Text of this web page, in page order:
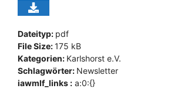
Dateityp: pdf
File Size:175 kB
Kategorien: Karlshorst e.V.
Schlagwörter: Newsletter
iawmlf_links : a:0:{}